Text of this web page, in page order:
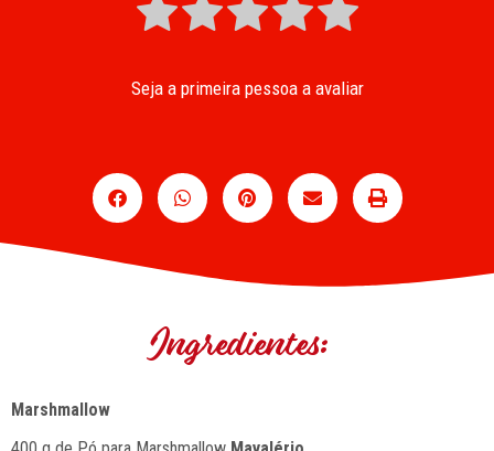
Seja a primeira pessoa a avaliar
Ingredientes:
Marshmallow